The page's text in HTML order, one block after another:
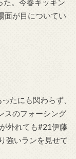
た。今春キッキン
面が目についてい
たにも関わらず、
スのフォーシング
外れても#21伊藤
強いランを見せて